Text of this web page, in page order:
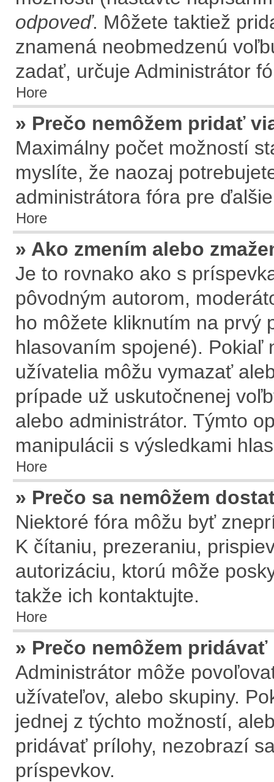
odpoveď. Môžete taktiež
znamená neobmedzenú
zadať, určuje Administrátor
Hore
» Prečo nemôžem pridať
Maximálny počet možností
myslíte, že naozaj
administrátora fóra pre
Hore
» Ako zmením alebo
Je to rovnako ako s
pôvodným autorom,
ho môžete kliknutím na prvý
hlasovaním spojené). Pokiaľ
užívatelia môžu vymazať
prípade už uskutočnenej
alebo administrátor. Týmto
manipulácii s výsledkami
Hore
» Prečo sa nemôžem
Niektoré fóra môžu byť
K čítaniu, prezeraniu,
autorizáciu, ktorú môže
takže ich kontaktujte.
Hore
» Prečo nemôžem
Administrátor môže
užívateľov, alebo skupiny.
jednej z týchto možností,
pridávať prílohy, nezobrazí
príspevkov.